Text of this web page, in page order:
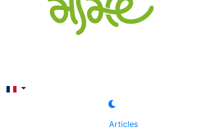
Articles